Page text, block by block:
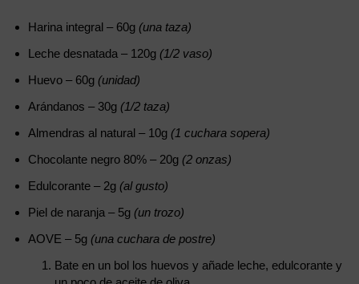
Harina integral – 60g (una taza)
Leche desnatada – 120g (1/2 vaso)
Huevo – 60g (unidad)
Arándanos – 30g (1/2 taza)
Almendras al natural – 10g (1 cuchara sopera)
Chocolante negro 80% – 20g (2 onzas)
Edulcorante – 2g (al gusto)
Piel de naranja – 5g (un trozo)
AOVE – 5g (una cuchara de postre)
Bate en un bol los huevos y añade leche, edulcorante y